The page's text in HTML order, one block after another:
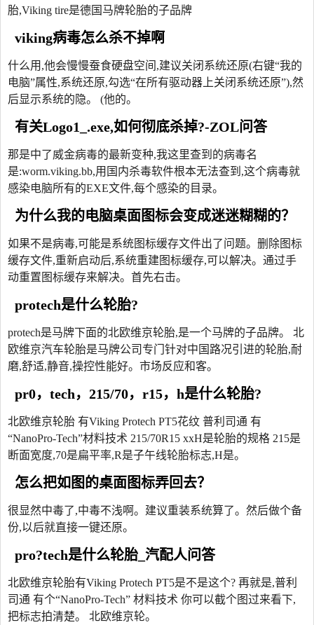
胎,Viking tire是德国马牌轮胎的子品牌
viking病毒怎么杀不掉啊
什么用,他会慢慢蚕食硬盘空间,建议关闭系统还原(右键“我的
电脑”属性,系统还原,勾选“在所有驱动器上关闭系统还原”),然
后显示系统的隐。 (他的。
有关Logo1_.exe,如何彻底杀掉?-ZOL问答
那是中了威金病毒的最新变种,我这里查到的病毒名
是:worm.viking.bb,用国内杀毒软件根本无法查到,这个病毒就
感染电脑所有的EXE文件,每个感染的目录。
为什么我的电脑桌面图标会变成迷迷糊糊的？
如果不是病毒,可能是系统图标缓存文件出了问题。删除图标
缓存文件,重新启动后,系统重建图标缓存,可以解决。通过手
动重置图标缓存来解决。首先右击。
protech是什么轮胎?
protech是马牌下面的北欧维京轮胎,是一个马牌的子品牌。 北
欧维京汽车轮胎是马牌公司专门针对中国路况引进的轮胎,耐
磨,舒适,静音,操控性能好。市场反应和客。
pr0，tech，215/70，r15，h是什么轮胎?
北欧维京轮胎 有Viking Protech PT5花纹 普利司通 有
“NanoPro-Tech”材料技术 215/70R15 xxH是轮胎的规格 215是
断面宽度,70是扁平率,R是子午线轮胎标志,H是。
怎么把如图的桌面图标弄回去？
很显然中毒了,中毒不浅啊。建议重装系统算了。然后做个备
份,以后就直接一键还原。
pro?tech是什么轮胎_汽配人问答
北欧维京轮胎有Viking Protech PT5是不是这个? 再就是,普利
司通 有个“NanoPro-Tech” 材料技术 你可以截个图过来看下,
把标志拍清楚。 北欧维京轮。